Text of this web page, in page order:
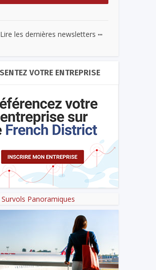
Lire les dernières newsletters ...
VOTRE ENTREPRISE